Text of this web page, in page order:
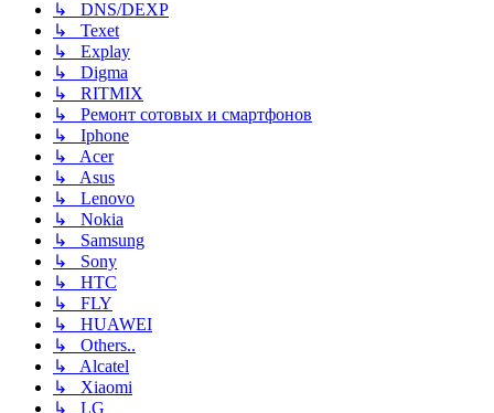
↳ DNS/DEXP
↳ Texet
↳ Explay
↳ Digma
↳ RITMIX
↳ Ремонт сотовых и смартфонов
↳ Iphone
↳ Acer
↳ Asus
↳ Lenovo
↳ Nokia
↳ Samsung
↳ Sony
↳ HTC
↳ FLY
↳ HUAWEI
↳ Others..
↳ Alcatel
↳ Xiaomi
↳ LG